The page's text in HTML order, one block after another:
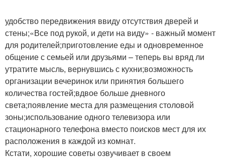
удобство передвижения ввиду отсутствия дверей и
стены;«Все под рукой, и дети на виду» - важный момент
для родителей;приготовление еды и одновременное
общение с семьей или друзьями – теперь вы вряд ли
утратите мысль, вернувшись с кухни;возможность
организации вечеринок или принятия большего
количества гостей;вдвое больше дневного
света;появление места для размещения столовой
зоны;использование одного телевизора или
стационарного телефона вместо поисков мест для их
расположения в каждой из комнат.
Кстати, хорошие советы озвучивает в своем